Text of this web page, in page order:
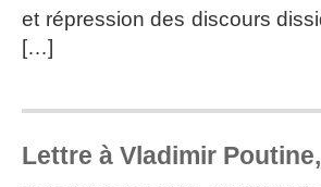
et répression des discours
[…]
Lettre à Vladimir